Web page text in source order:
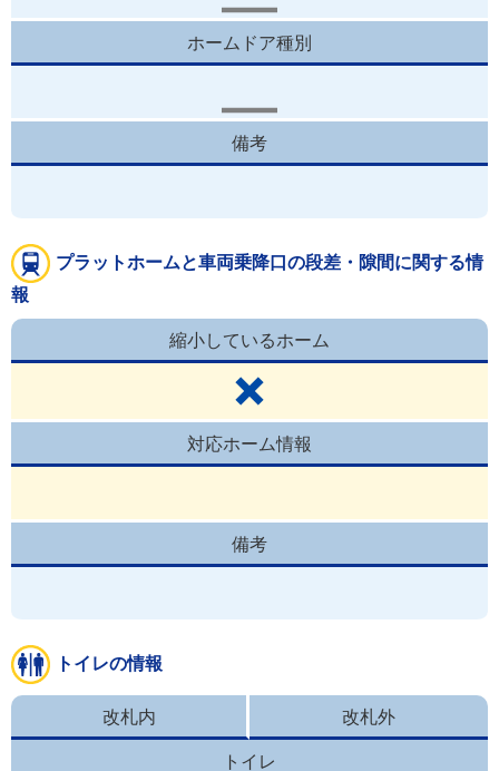
ホームドア種別
備考
プラットホームと車両乗降口の段差・隙間に関する情
報
縮小しているホーム
対応ホーム情報
備考
トイレの情報
改札内 改札外
トイレ